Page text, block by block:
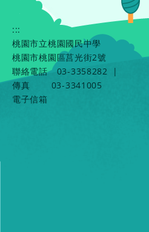
:::
桃園市立桃園國民中學
桃園市桃園區莒光街2號
聯絡電話
03-3358282
|
傳真
03-3341005
電子信箱